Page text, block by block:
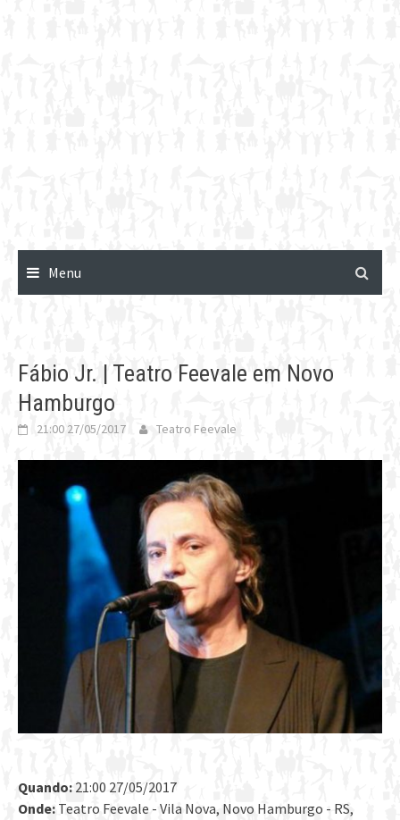
Menu
Fábio Jr. | Teatro Feevale em Novo
Hamburgo
21:00 27/05/2017 Teatro Feevale
Quando: 21:00 27/05/2017
Onde: Teatro Feevale - Vila Nova, Novo Hamburgo - RS,